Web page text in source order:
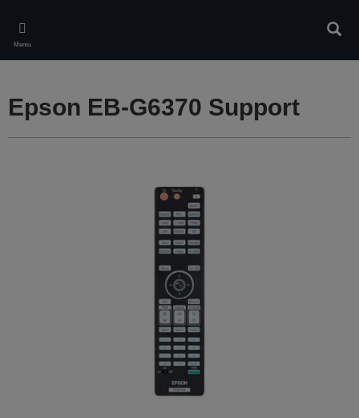
main
content
Meniu
Epson EB-G6370 Support